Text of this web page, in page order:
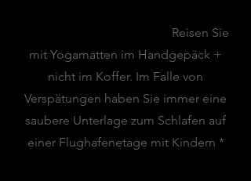
Reisen Sie
mit Yogamatten im Handgepäck +
nicht im Koffer. Im Falle von
Verspätungen haben Sie immer eine
saubere Unterlage zum Schlafen auf
einer Flughafenetage mit Kindern *